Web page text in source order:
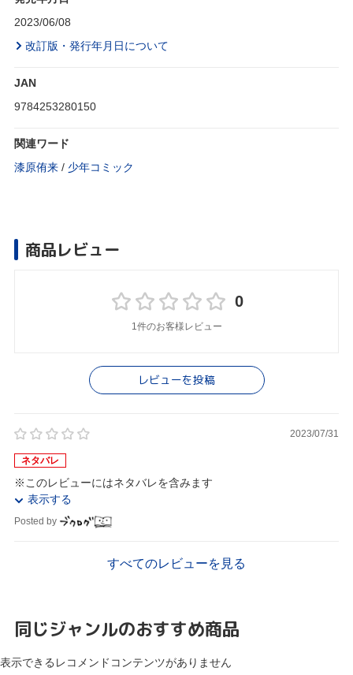
2023/06/08
改訂版・発行年月日について
JAN
9784253280150
関連ワード
漆原侑来 / 少年コミック
商品レビュー
0
1件のお客様レビュー
レビューを投稿
2023/07/31
ネタバレ
※このレビューにはネタバレを含みます
表示する
Posted by
すべてのレビューを見る
同じジャンルのおすすめ商品
表示できるレコメンドコンテンツがありません